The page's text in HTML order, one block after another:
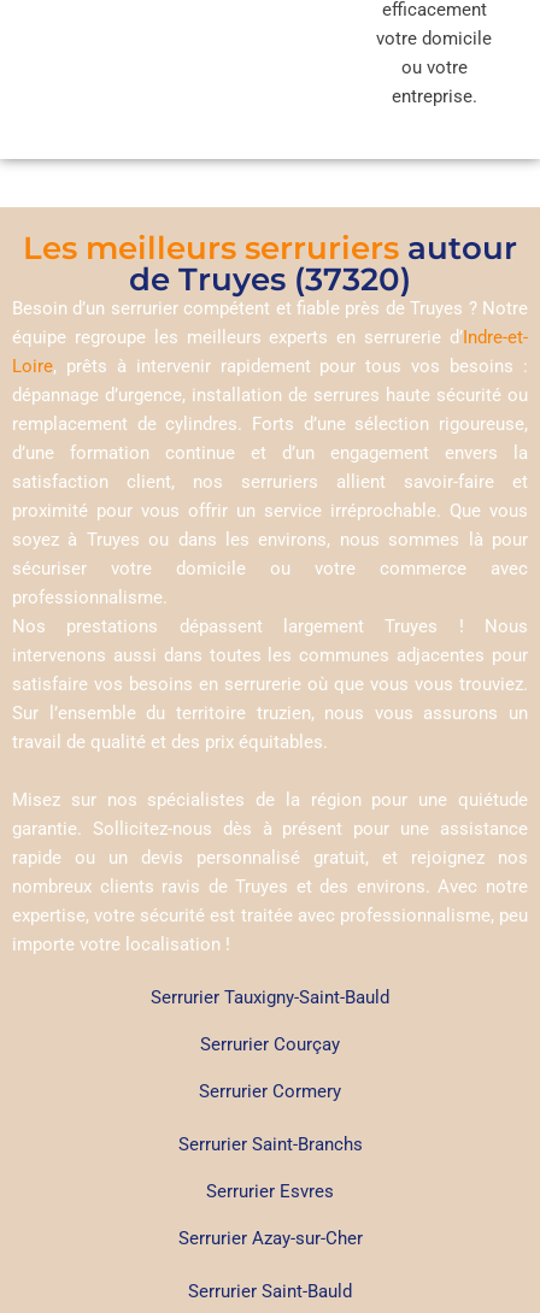
efficacement
votre domicile
ou votre
entreprise.
Les meilleurs serruriers autour
de Truyes (37320)
Besoin d’un serrurier compétent et fiable près de Truyes ? Notre
équipe regroupe les meilleurs experts en serrurerie d’Indre-et-
Loire, prêts à intervenir rapidement pour tous vos besoins :
dépannage d’urgence, installation de serrures haute sécurité ou
remplacement de cylindres. Forts d’une sélection rigoureuse,
d’une formation continue et d’un engagement envers la
satisfaction client, nos serruriers allient savoir-faire et
proximité pour vous offrir un service irréprochable. Que vous
soyez à Truyes ou dans les environs, nous sommes là pour
sécuriser votre domicile ou votre commerce avec
professionnalisme.
Nos prestations dépassent largement Truyes ! Nous
intervenons aussi dans toutes les communes adjacentes pour
satisfaire vos besoins en serrurerie où que vous vous trouviez.
Sur l’ensemble du territoire truzien, nous vous assurons un
travail de qualité et des prix équitables.
Misez sur nos spécialistes de la région pour une quiétude
garantie. Sollicitez-nous dès à présent pour une assistance
rapide ou un devis personnalisé gratuit, et rejoignez nos
nombreux clients ravis de Truyes et des environs. Avec notre
expertise, votre sécurité est traitée avec professionnalisme, peu
importe votre localisation !
Serrurier Tauxigny-Saint-Bauld
Serrurier Courçay
Serrurier Cormery
Serrurier Saint-Branchs
Serrurier Esvres
Serrurier Azay-sur-Cher
Serrurier Saint-Bauld